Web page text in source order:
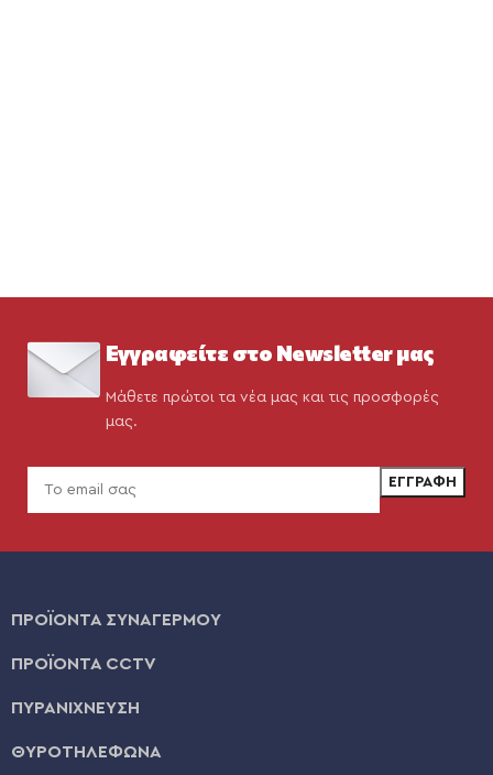
Εγγραφείτε στο Newsletter μας
Μάθετε πρώτοι τα νέα μας και τις προσφορές
μας.
ΠΡΟΪΟΝΤΑ ΣΥΝΑΓΕΡΜΟΥ
ΠΡΟΪΟΝΤΑ CCTV
ΠΥΡΑΝΙΧΝΕΥΣΗ
ΘΥΡΟΤΗΛΕΦΩΝΑ